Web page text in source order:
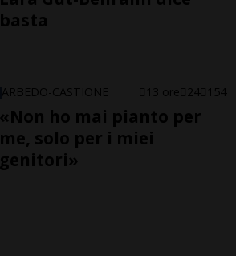
basta
ARBEDO-CASTIONE 13 ore 24 154
«Non ho mai pianto per
me, solo per i miei
genitori»